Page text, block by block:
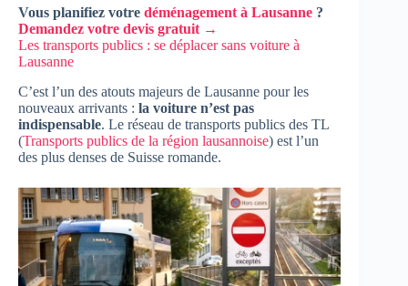
Vous planifiez votre déménagement à Lausanne ?
Demandez votre devis gratuit →
Les transports publics : se déplacer sans voiture à
Lausanne
C’est l’un des atouts majeurs de Lausanne pour les
nouveaux arrivants : la voiture n’est pas
indispensable. Le réseau de transports publics des TL
(Transports publics de la région lausannoise) est l’un
des plus denses de Suisse romande.